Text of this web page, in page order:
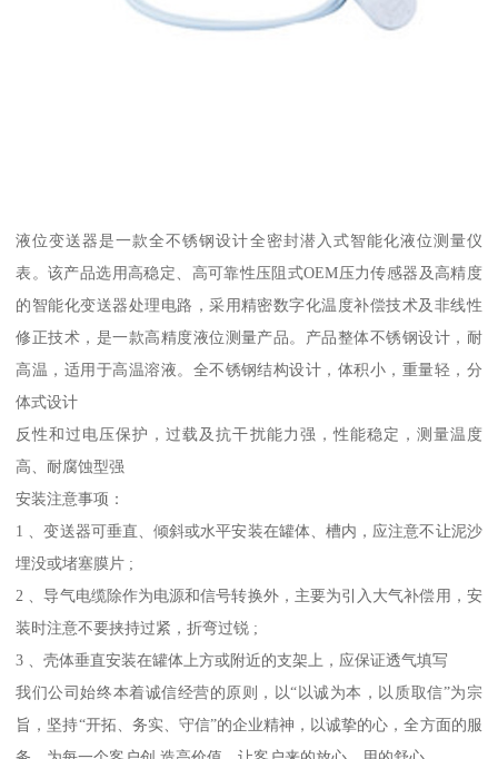
液位变送器是一款全不锈钢设计全密封潜入式智能化液位测量仪
表。该产品选用高稳定、高可靠性压阻式OEM压力传感器及高精度
的智能化变送器处理电路，采用精密数字化温度补偿技术及非线性
修正技术，是一款高精度液位测量产品。产品整体不锈钢设计，耐
高温，适用于高温溶液。全不锈钢结构设计，体积小，重量轻，分
体式设计
反性和过电压保护，过载及抗干扰能力强，性能稳定，测量温度
高、耐腐蚀型强
安装注意事项：
1 、变送器可垂直、倾斜或水平安装在罐体、槽内，应注意不让泥沙
埋没或堵塞膜片 ;
2 、导气电缆除作为电源和信号转换外，主要为引入大气补偿用，安
装时注意不要挟持过紧，折弯过锐 ;
3 、壳体垂直安装在罐体上方或附近的支架上，应保证透气填写
我们公司始终本着诚信经营的原则，以“以诚为本，以质取信”为宗
旨，坚持“开拓、务实、守信”的企业精神，以诚挚的心，全方面的服